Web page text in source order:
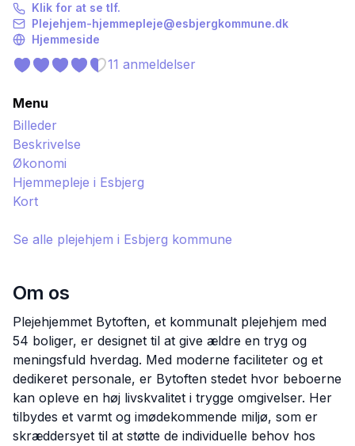
Klik for at se tlf.
Plejehjem-hjemmepleje@esbjergkommune.dk
Hjemmeside
11 anmeldelser
Menu
Billeder
Beskrivelse
Økonomi
Hjemmepleje i Esbjerg
Kort
Se alle plejehjem i Esbjerg kommune
Om os
Plejehjemmet Bytoften, et kommunalt plejehjem med
54 boliger, er designet til at give ældre en tryg og
meningsfuld hverdag. Med moderne faciliteter og et
dedikeret personale, er Bytoften stedet hvor beboerne
kan opleve en høj livskvalitet i trygge omgivelser. Her
tilbydes et varmt og imødekommende miljø, som er
skræddersyet til at støtte de individuelle behov hos